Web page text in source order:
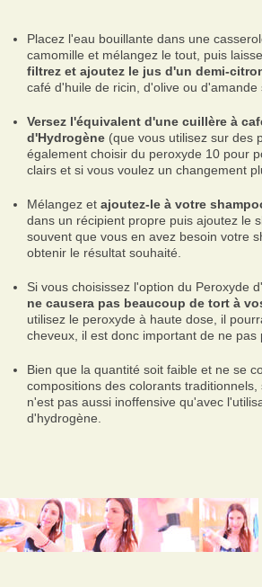
Placez l'eau bouillante dans une
camomille et mélangez le tout, puis
filtrez et ajoutez le jus d'un demi-
café d'huile de ricin, d'olive ou d'amande
Versez l'équivalent d'une cuillère à
d'Hydrogène (que vous utilisez sur des
également choisir du peroxyde 10 pour
clairs et si vous voulez un changement
Mélangez et ajoutez-le à votre
dans un récipient propre puis ajoutez le
souvent que vous en avez besoin votre
obtenir le résultat souhaité.
Si vous choisissez l'option du Peroxyde
ne causera pas beaucoup de tort à
utilisez le peroxyde à haute dose, il
cheveux, il est donc important de ne pas
Bien que la quantité soit faible et ne se
compositions des colorants
n'est pas aussi inoffensive qu'avec
d'hydrogène.